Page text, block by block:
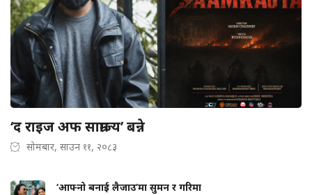
‘द राइज अफ साम्राज्य’ बन्ने
सोमबार, साउन ११, २०८३
‘आफ्नो बनाई लैजाउ’मा सुमन र गरिमा